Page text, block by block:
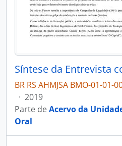
BR RS AHMJSA BMO-01-01-
· 2019
Parte deAcervo da
Oral